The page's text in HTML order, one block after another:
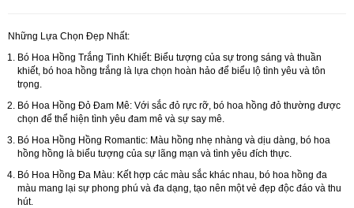
Những Lựa Chọn Đẹp Nhất:
Bó Hoa Hồng Trắng Tinh Khiết: Biểu tượng của sự trong sáng và thuần
khiết, bó hoa hồng trắng là lựa chọn hoàn hảo để biểu lộ tình yêu và tôn
trọng.
Bó Hoa Hồng Đỏ Đam Mê: Với sắc đỏ rực rỡ, bó hoa hồng đỏ thường được
chọn để thể hiện tình yêu đam mê và sự say mê.
Bó Hoa Hồng Hồng Romantic: Màu hồng nhẹ nhàng và dịu dàng, bó hoa
hồng hồng là biểu tượng của sự lãng mạn và tình yêu đích thực.
Bó Hoa Hồng Đa Màu: Kết hợp các màu sắc khác nhau, bó hoa hồng đa
màu mang lại sự phong phú và đa dạng, tạo nên một vẻ đẹp độc đáo và thu
hút.